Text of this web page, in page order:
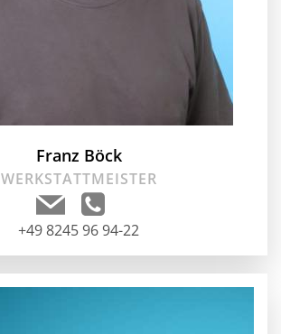
Franz Böck
WERKSTATTMEISTER
+49 8245 96 94-22